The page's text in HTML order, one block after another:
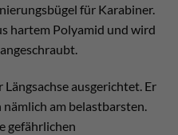
für Karabiner.
hartem Polyamid und wird
ausgerichtet. Er
am belastbarsten.
gefährlichen